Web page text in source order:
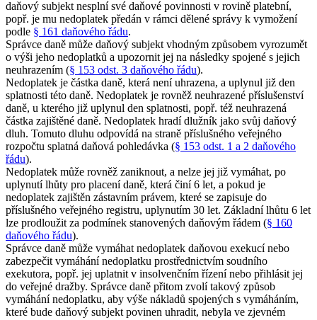
daňový subjekt nesplní své daňové povinnosti v rovině platební,
popř. je mu nedoplatek předán v rámci dělené správy k vymožení
podle § 161 daňového řádu.
Správce daně může daňový subjekt vhodným způsobem vyrozumět
o výši jeho nedoplatků a upozornit jej na následky spojené s jejich
neuhrazením (§ 153 odst. 3 daňového řádu).
Nedoplatek je částka daně, která není uhrazena, a uplynul již den
splatnosti této daně. Nedoplatek je rovněž neuhrazené příslušenství
daně, u kterého již uplynul den splatnosti, popř. též neuhrazená
částka zajištěné daně. Nedoplatek hradí dlužník jako svůj daňový
dluh. Tomuto dluhu odpovídá na straně příslušného veřejného
rozpočtu splatná daňová pohledávka (§ 153 odst. 1 a 2 daňového
řádu).
Nedoplatek může rovněž zaniknout, a nelze jej již vymáhat, po
uplynutí lhůty pro placení daně, která činí 6 let, a pokud je
nedoplatek zajištěn zástavním právem, které se zapisuje do
příslušného veřejného registru, uplynutím 30 let. Základní lhůtu 6 let
lze prodloužit za podmínek stanovených daňovým řádem (§ 160
daňového řádu).
Správce daně může vymáhat nedoplatek daňovou exekucí nebo
zabezpečit vymáhání nedoplatku prostřednictvím soudního
exekutora, popř. jej uplatnit v insolvenčním řízení nebo přihlásit jej
do veřejné dražby. Správce daně přitom zvolí takový způsob
vymáhání nedoplatku, aby výše nákladů spojených s vymáháním,
které bude daňový subjekt povinen uhradit, nebyla ve zjevném